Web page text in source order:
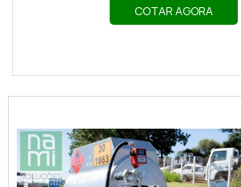
COTAR AGORA